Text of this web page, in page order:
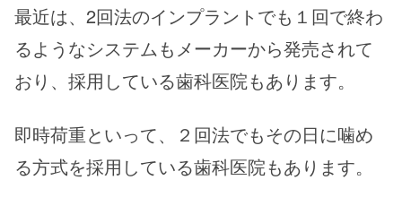
最近は、2回法のインプラントでも１回で終わ
るようなシステムもメーカーから発売されて
おり、採用している歯科医院もあります。
即時荷重といって、２回法でもその日に噛め
る方式を採用している歯科医院もあります。